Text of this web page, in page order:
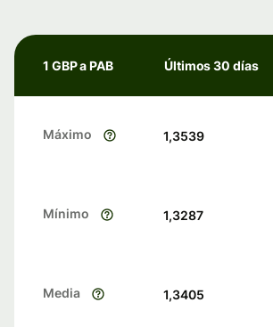
1 GBP a PAB Últimos 30 días
Máximo 1,3539
Mínimo 1,3287
Media 1,3405